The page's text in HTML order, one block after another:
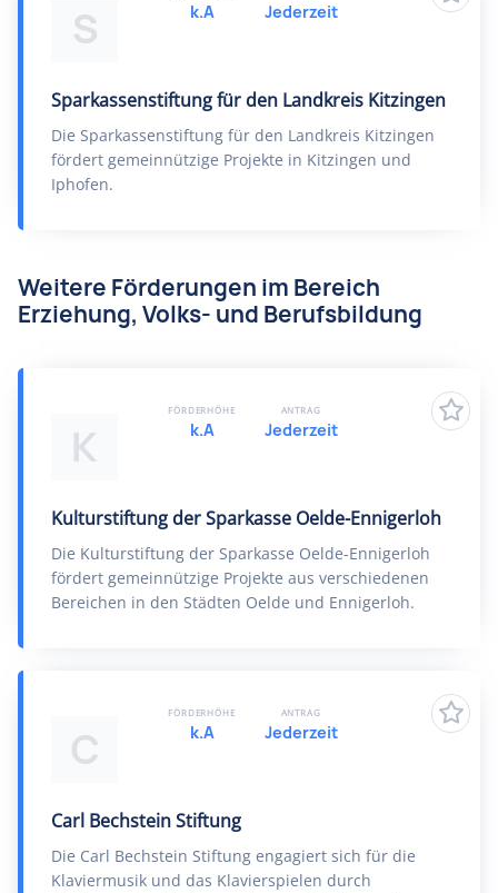
S
Sparkassenstiftung für den Landkreis Kitzingen
Die Sparkassenstiftung für den Landkreis Kitzingen
fördert gemeinnützige Projekte in Kitzingen und
Iphofen.
k.A Jederzeit
Weitere Förderungen im Bereich
Erziehung, Volks- und Berufsbildung
K
Kulturstiftung der Sparkasse Oelde-Ennigerloh
Die Kulturstiftung der Sparkasse Oelde-Ennigerloh
fördert gemeinnützige Projekte aus verschiedenen
Bereichen in den Städten Oelde und Ennigerloh.
FÖRDERHÖHE
k.A
ANTRAG
Jederzeit
C
Carl Bechstein Stiftung
Die Carl Bechstein Stiftung engagiert sich für die
Klaviermusik und das Klavierspielen durch
FÖRDERHÖHE
k.A
ANTRAG
Jederzeit